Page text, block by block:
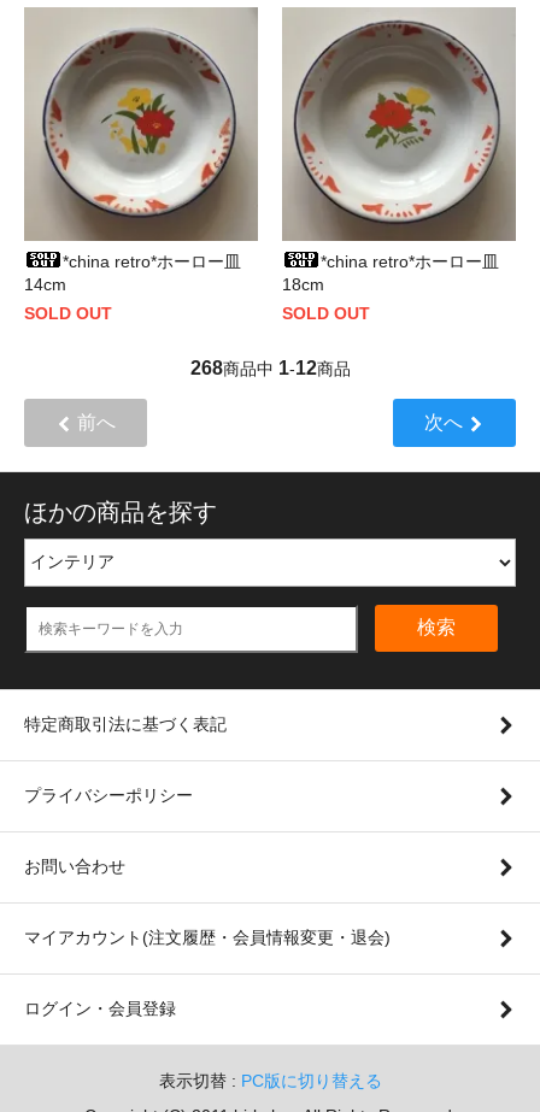
*china retro*ホーロー皿
14cm
SOLD OUT
*china retro*ホーロー皿
18cm
SOLD OUT
268商品中 1-12商品
前へ 次へ
ほかの商品を探す
検索
特定商取引法に基づく表記
プライバシーポリシー
お問い合わせ
マイアカウント(注文履歴・会員情報変更・退会)
ログイン・会員登録
表示切替 : PC版に切り替える